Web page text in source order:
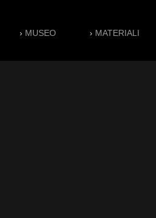
› MUSEO › MATERIALI